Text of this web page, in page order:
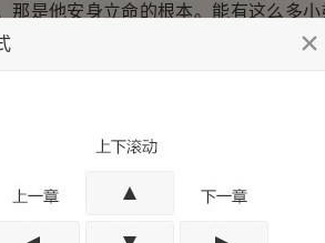
那是他安身立命的根本。能有这么多
见的国土安全局特工显示着今晚的不
人渣的死而稍有缓解。身边的人都感
句闲话也不敢多说。
要的可不只是建筑工人，这也就是申